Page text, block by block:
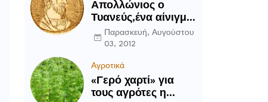
Απολλώνιος ο
Τυανεύς,ένα αίνιγμα
του αρχαίου κόσμου
Παρασκευή, Αυγούστου
03, 2012
Αγροτικά
«Γερό χαρτί» για
τους αγρότες η